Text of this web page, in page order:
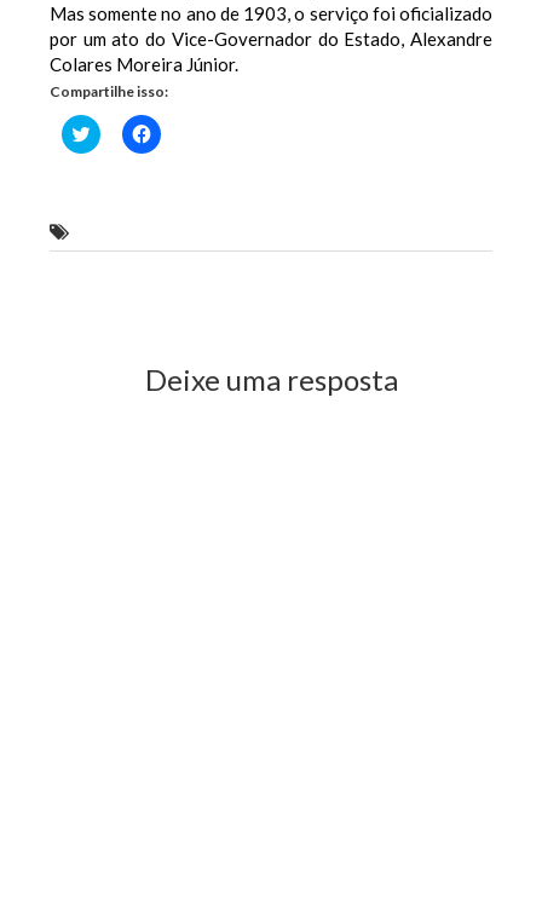
Mas somente no ano de 1903, o serviço foi oficializado
por um ato do Vice-Governador do Estado, Alexandre
Colares Moreira Júnior.
Compartilhe isso:
Clique
para
Clique
para
Deixe uma resposta